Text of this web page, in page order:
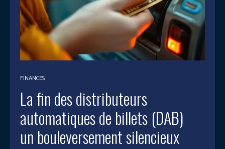
FINANCES
La fin des distributeurs
automatiques de billets (DAB)
un bouleversement silencieux